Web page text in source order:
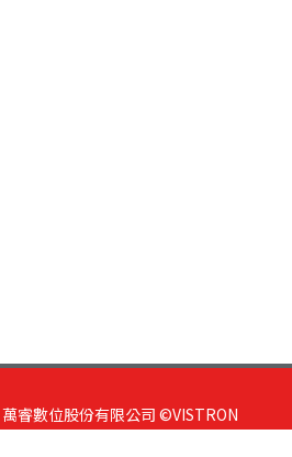
萬睿數位股份有限公司 ©VISTRON
DIGITAL All Right Reserved. 若您有任